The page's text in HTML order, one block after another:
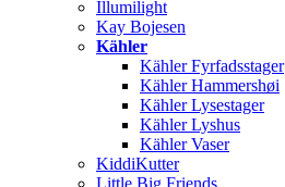
Illumilight
Kay Bojesen
Kähler
Kähler Fyrfadsstager
Kähler Hammershøi
Kähler Lysestager
Kähler Lyshus
Kähler Vaser
KiddiKutter
Little Big Friends